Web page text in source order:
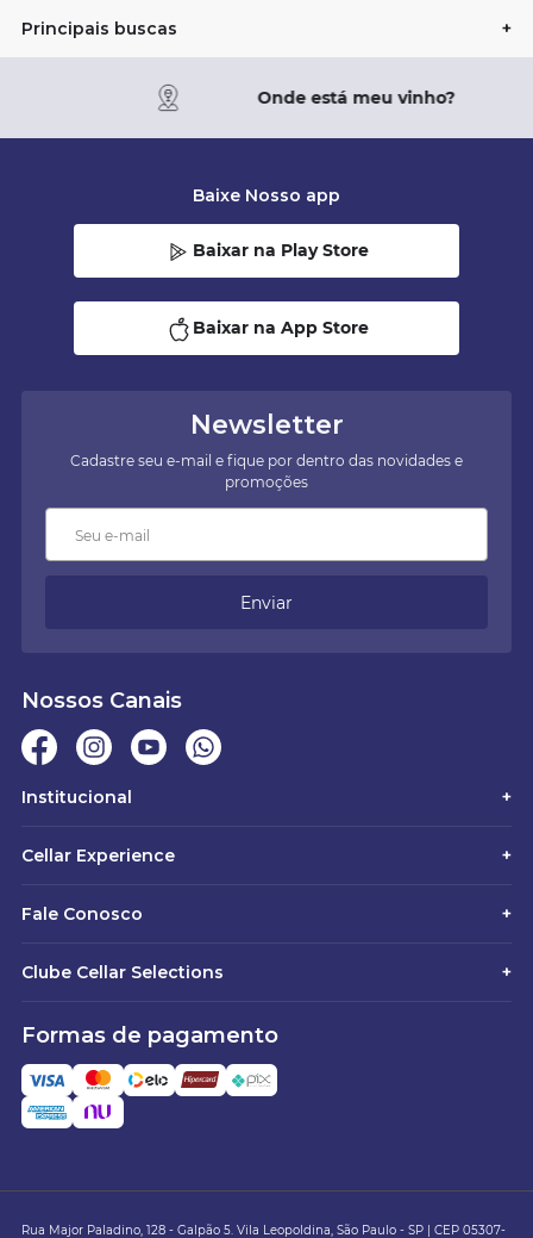
Principais buscas +
Onde está meu vinho?
Newsletter
Cadastre seu e-mail e fique por dentro das novidades e
promoções
Enviar
Baixe Nosso app
Baixar na Play Store
Baixar na App Store
Nossos Canais
Institucional +
Cellar Experience +
Fale Conosco +
Clube Cellar Selections +
Formas de pagamento
Rua Major Paladino, 128 - Galpão 5. Vila Leopoldina, São Paulo - SP | CEP 05307-